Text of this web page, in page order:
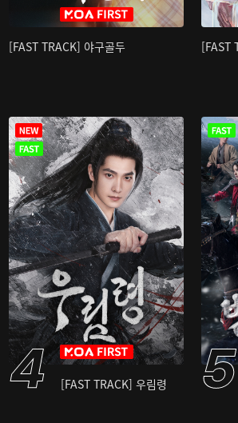
[FAST TRACK] 야구골두 [FAST
[FAST TRACK] 우림령